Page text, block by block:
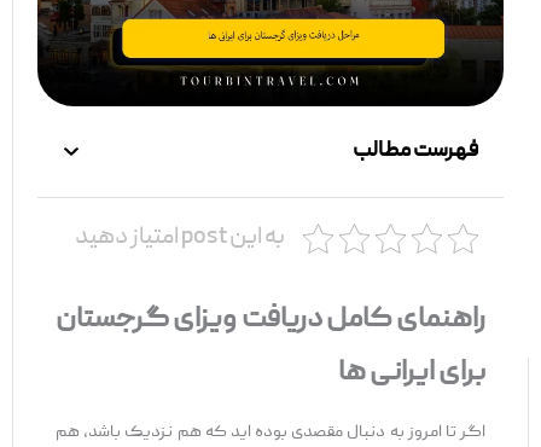
فهرست مطالب
به این post امتیاز دهید
راهنمای کامل دریافت ویزای گرجستان
برای ایرانی‌ ها
اگر تا امروز به دنبال مقصدی بوده‌ اید که هم نزدیک باشد، هم